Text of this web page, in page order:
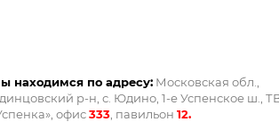
находимся по адресу: Московская обл.,
р-н, с. Юдино, 1-е Успенское ш.,
офис333 , павильон 12.